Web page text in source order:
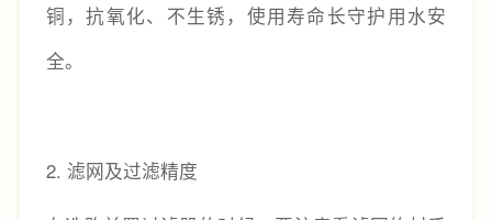
铜，抗氧化、不生锈，使用寿命长守护用水安
全。
2. 滤网及过滤精度